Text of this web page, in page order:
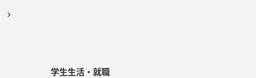
学生生活・就職